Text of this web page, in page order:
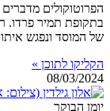
הפרוטוקולים
בתקופת תמיר פרדו.
של המוסד ונפגש איתו פעם-
הקליקו לתוכן »
08/03/2024
יומן הבוקר